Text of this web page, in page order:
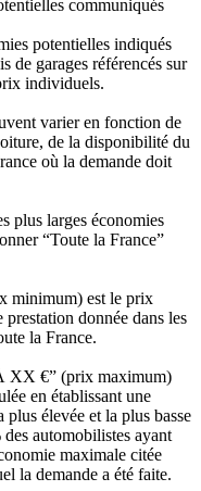
communiqués
potentielles indiqués
de garages référencés sur
individuels.
varier en fonction de
de la disponibilité du
où la demande doit
plus larges économies
“Toute la France”
minimum) est le prix
donnée dans les
la France.
XX €” (prix maximum)
en établissant une
élevée et la plus basse
automobilistes ayant
maximale citée
la demande a été faite.